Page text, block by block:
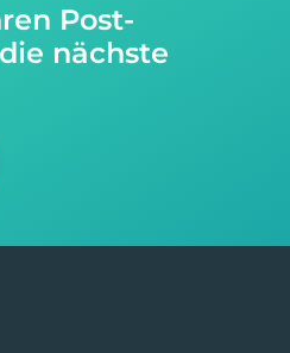
Post-
die nächste